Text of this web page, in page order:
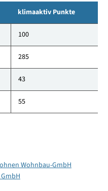
klimaaktiv Punkte
100
285
43
55
Wohnbau-GmbH